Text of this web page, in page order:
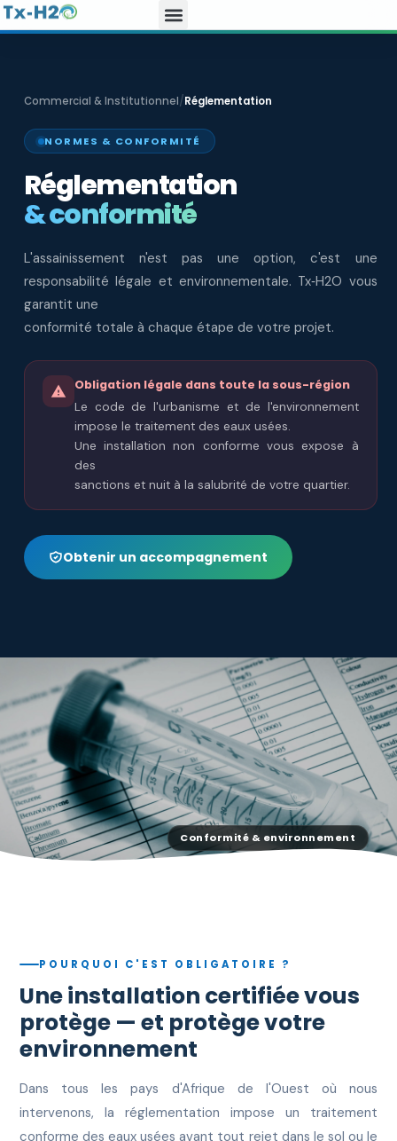
Commercial & Institutionnel/Réglementation
NORMES & CONFORMITÉ
Réglementation
& conformité
L'assainissement n'est pas une option, c'est une
responsabilité légale et environnementale. Tx‑H2O vous
garantit une
conformité totale à chaque étape de votre projet.
Obligation légale dans toute la sous-région
Le code de l'urbanisme et de l'environnement
impose le traitement des eaux usées.
Une installation non conforme vous expose à
des
sanctions et nuit à la salubrité de votre quartier.
Obtenir un accompagnement
POURQUOI C'EST OBLIGATOIRE ?
Une installation certifiée vous
protège — et protège votre
environnement
Dans tous les pays d'Afrique de l'Ouest où nous
intervenons, la réglementation impose un traitement
conforme des eaux usées avant tout rejet dans le sol ou le